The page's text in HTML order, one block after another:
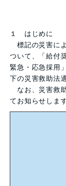
１ はじめに
標記の災害に
ついて、「給付
緊急・応急採用
下の災害救助法
なお、災害救
てお知らせします